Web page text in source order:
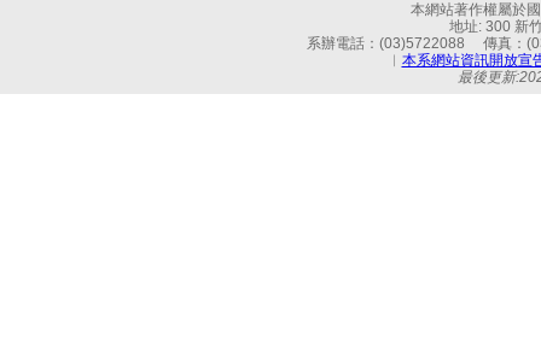
本網站著作權屬於
地址: 300 新
系辦電話：(03)5722088 傳真：
︱ 本系網站資訊開放宣
最後更新